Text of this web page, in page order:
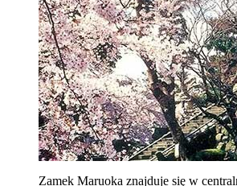
Zamek Maruoka znajduje się w